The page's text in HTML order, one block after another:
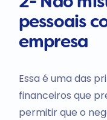
pessoais
empresa
Essa é uma das
financeiros que
permitir que o